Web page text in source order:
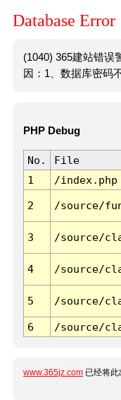
Database Error
(1040) 365建站错误
因：1、数据库密码
PHP Debug
No. File
1
/index.php
2 /source/
3 /source/
4 /source/
5 /source/
6 /source/
www.365jz.com 已经将